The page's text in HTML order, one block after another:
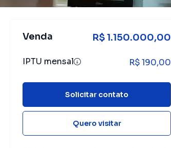
Venda R$ 1.150.000,00
IPTU mensal R$ 190,00
Solicitar contato
Quero visitar